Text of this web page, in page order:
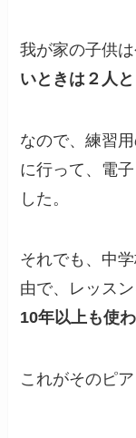
我が家の子供
いときは２人
なので、練習
に行って、電
した。
それでも、中
由で、レッス
10年以上も使
これがそのピア